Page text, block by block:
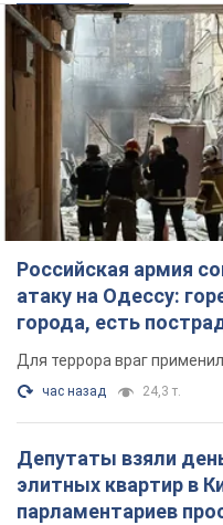
Российская армия
атаку на Одессу:
города, есть
Для террора враг
час назад 24,3 т.
Депутаты взяли
элитных квартир в
парламентариев